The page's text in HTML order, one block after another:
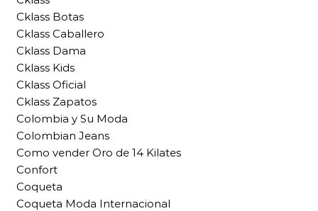
Cklass Botas
Cklass Caballero
Cklass Dama
Cklass Kids
Cklass Oficial
Cklass Zapatos
Colombia y Su Moda
Colombian Jeans
Como vender Oro de 14 Kilates
Confort
Coqueta
Coqueta Moda Internacional